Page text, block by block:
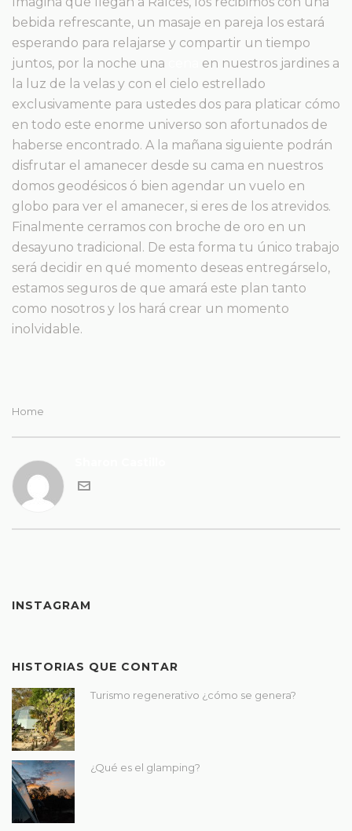
bebida refrescante, un masaje en pareja los estará
esperando para relajarse y compartir un tiempo
juntos, por la noche una
en nuestros jardines a
la luz de la velas y con el cielo estrellado
exclusivamente para ustedes dos para platicar cómo
en todo este enorme universo son afortunados de
haberse encontrado. A la mañana siguiente podrán
disfrutar el amanecer desde su cama en nuestros
domos geodésicos ó bien agendar un vuelo en
globo para ver el amanecer, si eres de los atrevidos.
Finalmente cerramos con broche de oro en un
desayuno tradicional. De esta forma tu único trabajo
será decidir en qué momento deseas entregárselo,
estamos seguros de que amará este plan tanto
como nosotros y los hará crear un momento
inolvidable.
Home
INSTAGRAM
HISTORIAS QUE CONTAR
Turismo regenerativo ¿cómo se genera?
¿Qué es el glamping?